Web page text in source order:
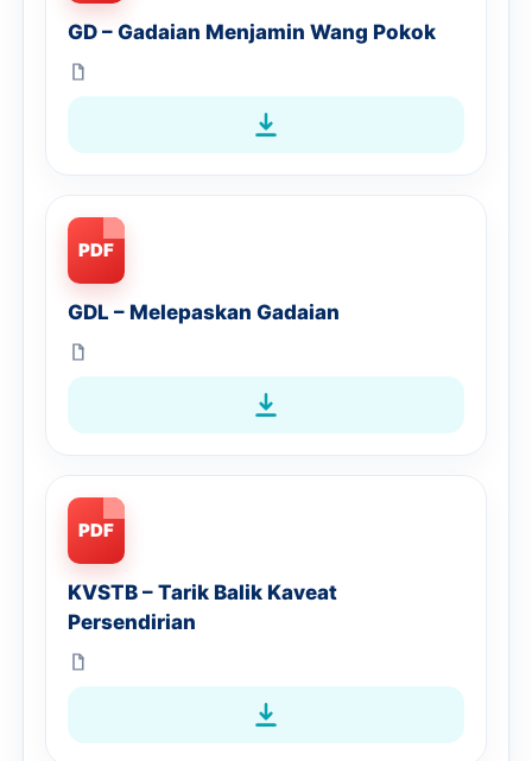
GD – Gadaian Menjamin Wang Pokok
PDF
GDL – Melepaskan Gadaian
PDF
KVSTB – Tarik Balik Kaveat
Persendirian